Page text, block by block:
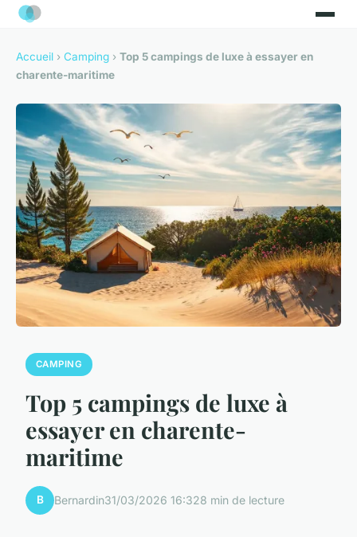
Accueil › Camping › Top 5 campings de luxe à essayer en
charente-maritime
CAMPING
Top 5 campings de luxe à
essayer en charente-
maritime
B Bernardin31/03/2026 16:328 min de lecture